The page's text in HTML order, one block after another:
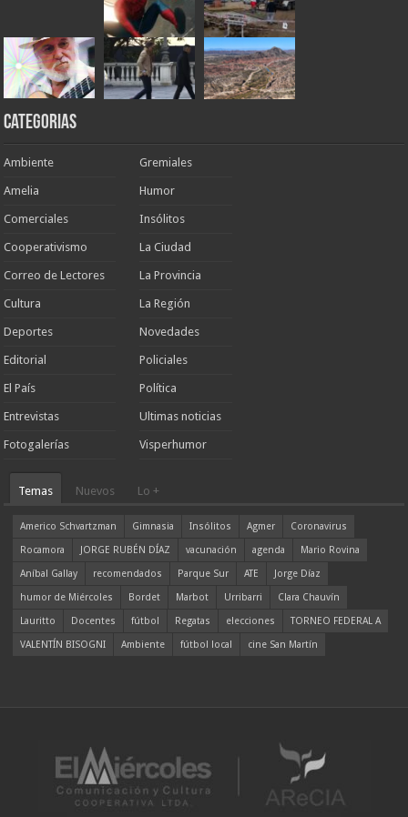
Categorias
Ambiente
Amelia
Comerciales
Cooperativismo
Correo de Lectores
Cultura
Deportes
Editorial
El País
Entrevistas
Fotogalerías
Gremiales
Humor
Insólitos
La Ciudad
La Provincia
La Región
Novedades
Policiales
Política
Ultimas noticias
Visperhumor
Temas Nuevos Lo +
Americo Schvartzman Gimnasia Insólitos Agmer
Coronavirus
Rocamora
JORGE RUBÉN DÍAZ vacunación agenda
Mario Rovina
Aníbal Gallay
recomendados Parque Sur ATE
Jorge Díaz
humor de Miércoles
Bordet Marbot Urribarri
Clara Chauvín
Lauritto
Docentes fútbol Regatas elecciones
TORNEO FEDERAL A
VALENTÍN BISOGNI
Ambiente fútbol local cine San Martín